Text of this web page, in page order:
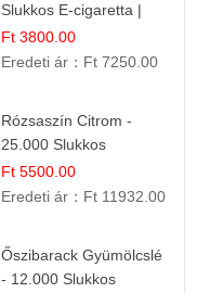
Slukkos E-cigaretta |
Kifinomult Gyümölcs Íz
Ft 3800.00
Eredeti ár： Ft 7250.00
Rózsaszín Citrom -
25.000 Slukkos
eldobható e-Cigaretta |
IBvape Bar
Ft 5500.00
Eredeti ár： Ft 11932.00
Őszibarack Gyümölcslé
- 12.000 Slukkos